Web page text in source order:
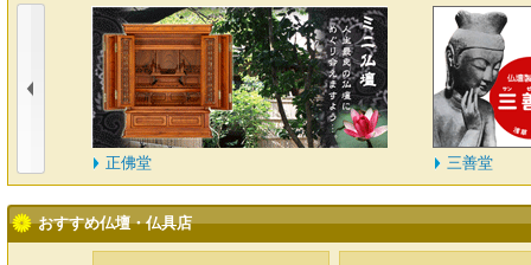
正佛堂 三善堂
おすすめ仏壇・仏具店